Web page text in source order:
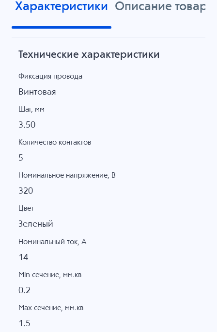
Характеристики Описание товара
Технические характеристики
Фиксация провода
Винтовая
Шаг, мм
3.50
Количество контактов
5
Номинальное напряжение, B
320
Цвет
Зеленый
Номинальный ток, А
14
Min сечение, мм.кв
0.2
Max сечение, мм.кв
1.5